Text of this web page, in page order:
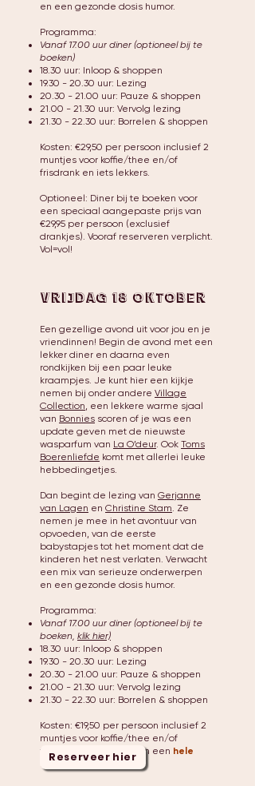
en een gezonde dosis humor.
Programma:
Vanaf 17.00 uur diner (optioneel bij te
boeken)
18.30 uur: Inloop & shoppen
19.30 - 20.30 uur: Lezing
20.30 - 21.00 uur: Pauze & shoppen
21.00 - 21.30 uur: Vervolg lezing
21.30 - 22.30 uur: Borrelen & shoppen
Kosten: €29,50 per persoon inclusief 2
muntjes voor koffie/thee en/of
frisdrank en iets lekkers.
Optioneel: Diner bij te boeken voor
een speciaal aangepaste prijs van
€29,95 per persoon (exclusief
drankjes). Vooraf reserveren verplicht.
Vol=vol!
Een gezellige avond uit voor jou en je
vriendinnen! Begin de avond met een
lekker diner en daarna even
rondkijken bij een paar leuke
kraampjes. Je kunt hier een kijkje
nemen bij onder andere Village
Collection, een lekkere warme sjaal
van Bonnies scoren of je was een
update geven met de nieuwste
wasparfum van La O’deur. Ook Toms
Boerenliefde komt met allerlei leuke
hebbedingetjes.
Dan begint de lezing van Gerjanne
van Lagen en Christine Stam. Ze
nemen je mee in het avontuur van
opvoeden, van de eerste
babystapjes tot het moment dat de
kinderen het nest verlaten. Verwacht
een mix van serieuze onderwerpen
en een gezonde dosis humor.
Programma:
Vanaf 17.00 uur diner (optioneel bij te
boeken, klik hier)
18.30 uur: Inloop & shoppen
19.30 - 20.30 uur: Lezing
20.30 - 21.00 uur: Pauze & shoppen
21.00 - 21.30 uur: Vervolg lezing
21.30 - 22.30 uur: Borrelen & shoppen
Kosten: €19,50 per persoon inclusief 2
muntjes voor koffie/thee en/of
frisdrank, iets lekkers en een hele
leuke goodiebag!
vrijdag 18 oktober
Reserveer hier